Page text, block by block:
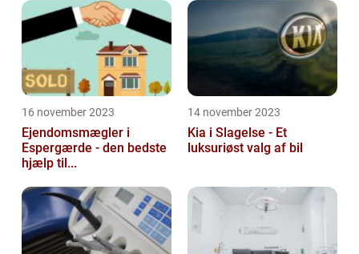
16 november 2023
Ejendomsmægler i
Espergærde - den bedste
hjælp til...
14 november 2023
Kia i Slagelse - Et
luksuriøst valg af bil